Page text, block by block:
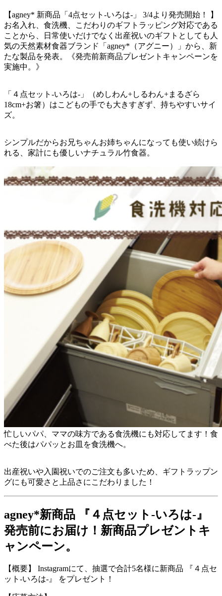
【agney* 新商品「4点セット-いろは-」 3/4より発売開始！ 】
お名入れ、食洗機、こだわりのギフトラッピング対応である
ことから、日常使いだけでなく出産祝いのギフトとしても人
気の天然素材食器ブランド「agney*（アグニー）」から、新
たな製品を発表。《発売前新商品プレゼントキャンペーンを
実施中。》
「４点セット-いろは-」（めしわん+しるわん+まるざら
18cm+お箸）はこどもの手でも大きすぎず、持ちやすいサイ
ズ。
シンプルだからお兄ちゃんお姉ちゃんになっても使い続けら
れる、家計にも優しいナチュラル竹食器。
忙しいパパ、ママの味方である食洗機にも対応してます！食
べた後はパパッとお皿を食洗機へ。
出産祝いや入園祝いでのご注文も多いため、ギフトラップン
グにも可愛さと上品さにこだわりました！
agney*新商品 『４点セット-いろは-』
発売前にお届け！新商品プレゼントキ
ャンペーン。
【概要】 Instagramにて、抽選で合計5名様に新商品 『４点セ
ット-いろは-』 をプレゼント！